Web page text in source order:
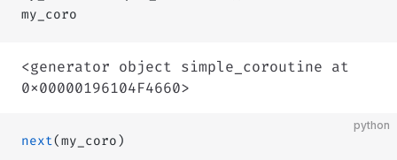
my_coro
<generator object simple_coroutine at
0x00000196104F4660>
python
next(my_coro)